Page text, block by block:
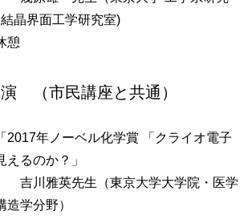
晶界面工学研究室)
憩
（市民講座と共通）
年ノーベル化学賞 「クライオ電子
るのか？」
生（東京大学大学院・医学
学分野）